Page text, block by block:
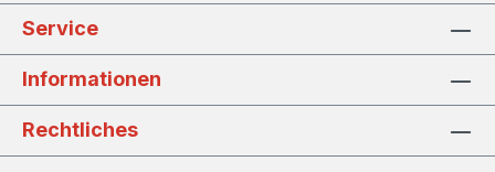
Service
Informationen
Rechtliches